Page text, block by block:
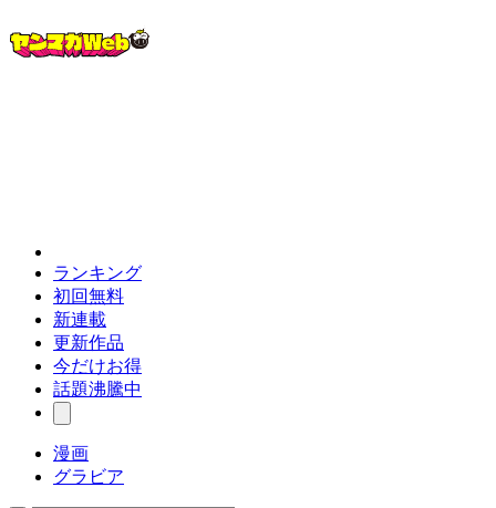
ランキング
初回無料
新連載
更新作品
今だけお得
話題沸騰中
漫画
グラビア